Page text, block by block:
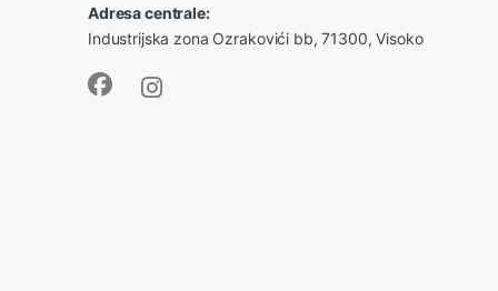
Adresa centrale:
Industrijska zona Ozrakovići bb, 71300, Visoko